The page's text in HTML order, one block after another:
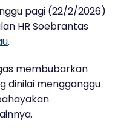
pagi (22/2/2026)
HR Soebrantas
.
membubarkan
dinilai mengganggu